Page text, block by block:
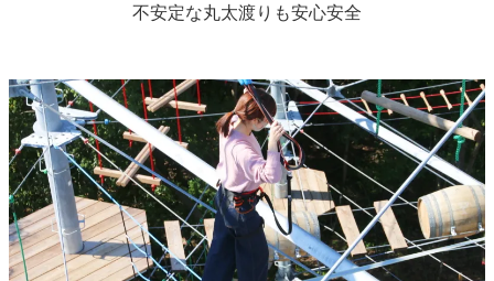
不安定な丸太渡りも安心安全